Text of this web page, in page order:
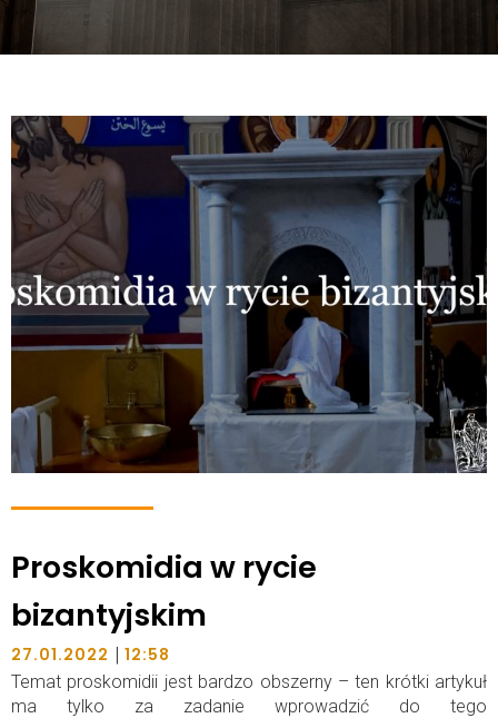
Proskomidia w rycie
bizantyjskim
27.01.2022 | 12:58
Temat proskomidii jest bardzo obszerny – ten krótki artykuł
ma tylko za zadanie wprowadzić do tego